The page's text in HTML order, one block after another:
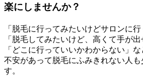
楽にしませんか？
「脱毛に行ってみたいけどサロンに行
「脱毛してみたいけど、高くて手が出
「どこに行っていいかわからない」な
不安があって脱毛にふみきれない人も
す。